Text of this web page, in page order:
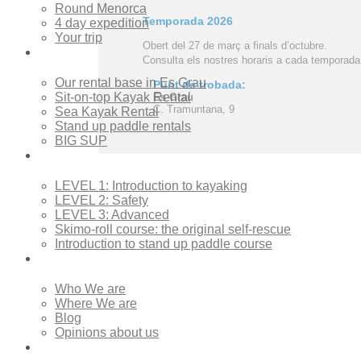
Round Menorca
4 day expedition
Your trip
Our rental base in Es Grau
Sit-on-top Kayak Rental
Sea Kayak Rental
Stand up paddle rentals
BIG SUP
LEVEL 1: Introduction to kayaking
LEVEL 2: Safety
LEVEL 3: Advanced
Skimo-roll course: the original self-rescue
Introduction to stand up paddle course
Who We are
Where We are
Blog
Opinions about us
Temporada 2026
Obert del 27 de març a finals d’octubre.
Consulta els nostres horaris a cada
Punt de trobada:
Es Grau
C. Tramuntana, 9